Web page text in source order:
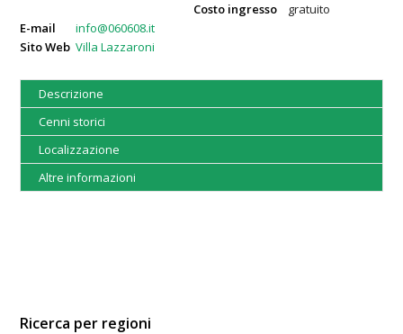
Costo ingresso
gratuito
E-mail
info@060608.it
Sito Web Villa Lazzaroni
Descrizione
Cenni storici
Localizzazione
Altre informazioni
Ricerca per regioni